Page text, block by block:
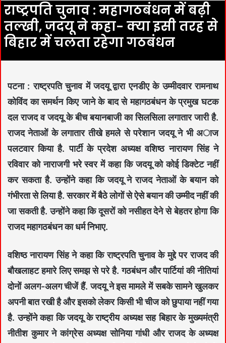
राष्ट्रपति चुनाव : महागठबंधन में बढ़ी
तल्खी, जदयू ने कहा- क्या इसी तरह से
बिहार में चलता रहेगा गठबंधन
पटना : राष्ट्रपति चुनाव में जदयू द्वारा एनडीए के उम्मीदवार रामनाथ
कोविंद का समर्थन किए जाने के बाद से महागठबंधन के प्रमुख घटक
दल राजद व जदयू के बीच बयानबाजी का सिलसिला लगातार जारी है.
राजद नेताओं के लगातार तीखे हमले से परेशान जदयू ने भी अाज
पलटवार किया है. पार्टी के प्रदेश अध्यक्ष वशिष्ठ नारायण सिंह ने
रविवार को नाराजगी भरे स्वर में कहा कि जदयू को कोई डिक्टेट नहीं
कर सकता है. उन्होंने कहा कि जदयू ने राजद नेताओं के बयान को
गंभीरता से लिया है. सरकार में बैठे लोगों से ऐसे बयान की उम्मीद नहीं की
जा सकती है. उन्होंने कहा कि दूसरों को नसीहत देने से बेहतर होगा कि
राजद महागठबंधन का धर्म निभाए.
वशिष्ठ नारायण सिंह ने कहा कि राष्ट्रपति चुनाव के मुद्दे पर राजद की
बौखलाहट हमारे लिए समझ से परे है. गठबंधन और पार्टियां की नीतियां
दोनों अलग-अलग चीजें हैं. जदयू ने इस मामले में सबके सामने खुलकर
अपनी बात रखी है और इसको लेकर किसी भी चीज को छुपाया नहीं गया
है. उन्होंने कहा कि जदयू के राष्ट्रीय अध्यक्ष सह बिहार के मुख्यमंत्री
नीतीश कुमार ने कांग्रेस अध्यक्ष सोनिया गांधी और राजद के अध्यक्ष